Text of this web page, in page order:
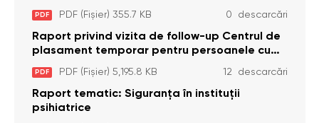
pentru Persoane cu Dizabilități (Adulte) din s.
Brînzeni, r. Edineț, din data de 25 mai 2026
PDF PDF (Fișier) 355.7 KB 0 descarcări
Raport privind vizita de follow-up Centrul de
plasament temporar pentru persoanele cu
dizabilități (adulte) Bădiceni, Soroca (11 iunie
2026)
PDF PDF (Fișier) 5,195.8 KB 12 descarcări
Raport tematic: Siguranța în instituții
psihiatrice